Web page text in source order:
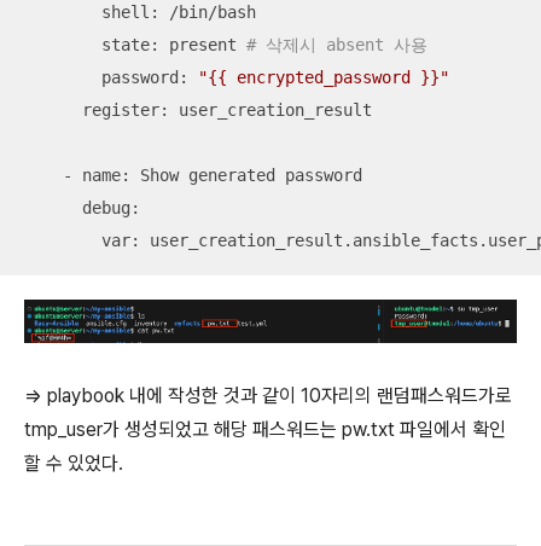
        shell: /bin/bash
        state: present
# 삭제시 absent 사용
        password:
"{{ encrypted_password }}"
      register: user_creation_result
    - name: Show generated password
      debug:
var:
=> playbook 내에 작성한 것과 같이 10자리의 랜덤패스워드가로
tmp_user가 생성되었고 해당 패스워드는 pw.txt 파일에서 확인
할 수 있었다.